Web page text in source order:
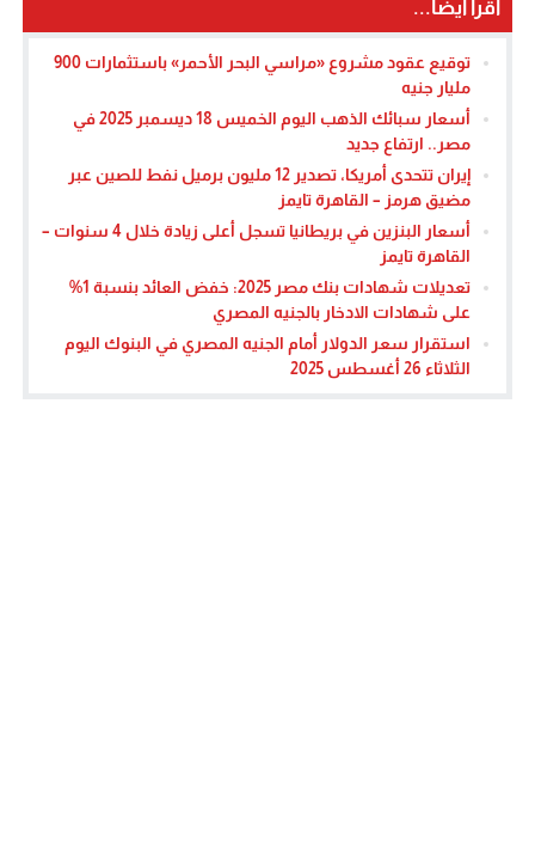
اقرأ أيضا...
توقيع عقود مشروع «مراسي البحر الأحمر» باستثمارات 900
مليار جنيه
أسعار سبائك الذهب اليوم الخميس 18 ديسمبر 2025 في
مصر.. ارتفاع جديد
إيران تتحدى أمريكا، تصدير 12 مليون برميل نفط للصين عبر
مضيق هرمز – القاهرة تايمز
أسعار البنزين في بريطانيا تسجل أعلى زيادة خلال 4 سنوات –
القاهرة تايمز
تعديلات شهادات بنك مصر 2025: خفض العائد بنسبة 1%
على شهادات الادخار بالجنيه المصري
استقرار سعر الدولار أمام الجنيه المصري في البنوك اليوم
الثلاثاء 26 أغسطس 2025